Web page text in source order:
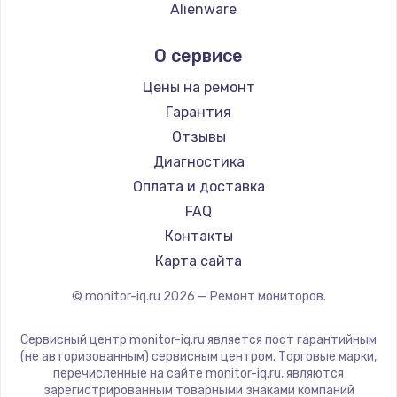
Заказать
Замена SSD
Заказать
Заказать
1060 руб.
Заказать
Замена звуковой карты
1100 руб.
Alienware
Thunderobot
Hisense
АОС
Ardor
Machenike
iru
Titan Army
iFFALCON
Dahua
О сервисе
Цены на ремонт
Гарантия
Отзывы
Диагностика
Оплата и доставка
FAQ
Контакты
Карта сайта
© monitor-iq.ru 2026 — Ремонт мониторов.
Сервисный центр monitor-iq.ru является пост гарантийным
(не авторизованным) сервисным центром. Торговые марки,
перечисленные на сайте monitor-iq.ru, являются
зарегистрированным товарными знаками компаний